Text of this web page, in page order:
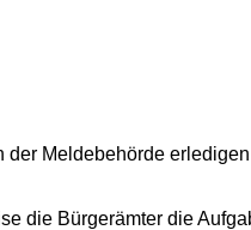
der Meldebehörde
die Bürgerämter die